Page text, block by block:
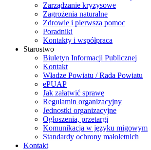
Zarządzanie kryzysowe
Zagrożenia naturalne
Zdrowie i pierwsza pomoc
Poradniki
Kontakty i współpraca
Starostwo
Biuletyn Informacji Publicznej
Kontakt
Władze Powiatu / Rada Powiatu
ePUAP
Jak załatwić sprawę
Regulamin organizacyjny
Jednostki organizacyjne
Ogłoszenia, przetargi
Komunikacja w języku migowym
Standardy ochrony małoletnich
Kontakt